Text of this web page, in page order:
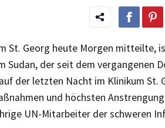
St. Georg heute Morgen mitteilte,
Sudan, der seit dem vergangenen
der letzten Nacht im Klinikum St.
und höchsten
UN-Mitarbeiter der schweren